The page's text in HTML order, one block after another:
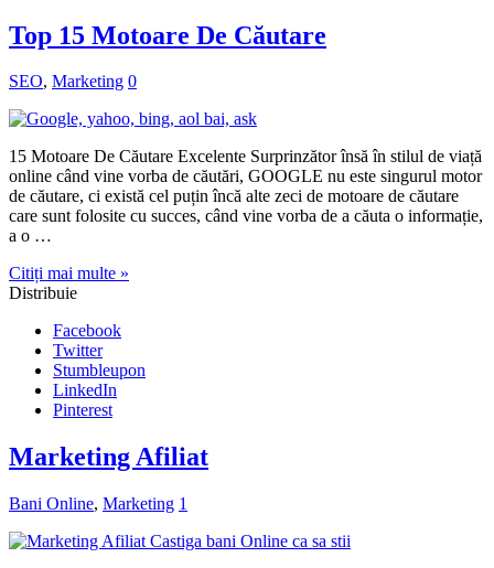
Top 15 Motoare De Căutare
SEO, Marketing 0
15 Motoare De Căutare Excelente Surprinzător însă în stilul de viață
online când vine vorba de căutări, GOOGLE nu este singurul motor
de căutare, ci există cel puțin încă alte zeci de motoare de căutare
care sunt folosite cu succes, când vine vorba de a căuta o informație,
a o …
Citiți mai multe »
Distribuie
Facebook
Twitter
Stumbleupon
LinkedIn
Pinterest
Marketing Afiliat
Bani Online, Marketing 1